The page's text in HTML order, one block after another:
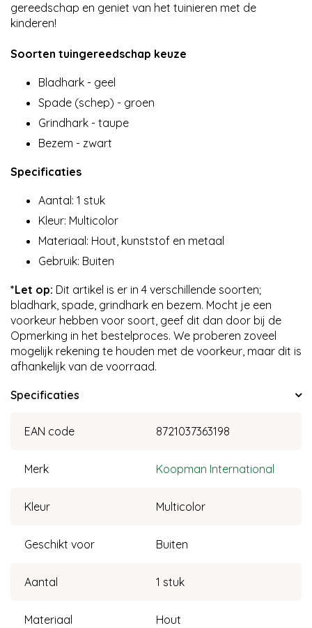
gereedschap en geniet van het tuinieren met de
kinderen!
Soorten tuingereedschap keuze
Bladhark - geel
Spade (schep) - groen
Grindhark - taupe
Bezem - zwart
Specificaties
Aantal: 1 stuk
Kleur: Multicolor
Materiaal: Hout, kunststof en metaal
Gebruik: Buiten
*Let op: Dit artikel is er in 4 verschillende soorten;
bladhark, spade, grindhark en bezem. Mocht je een
voorkeur hebben voor soort, geef dit dan door bij de
Opmerking in het bestelproces. We proberen zoveel
mogelijk rekening te houden met de voorkeur, maar dit is
afhankelijk van de voorraad.
Specificaties
EAN code 8721037363198
Merk Koopman International
Kleur Multicolor
Geschikt voor Buiten
Aantal 1 stuk
Materiaal Hout